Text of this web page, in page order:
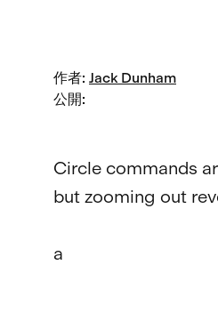
作者: Jack Dunham
公開:
Circle commands
but zooming out
a